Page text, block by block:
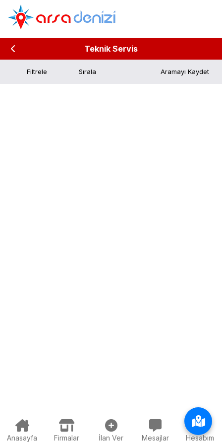
Teknik Servis
Filtrele Aramayı Kaydet
Anasayfa Firmalar İlan Ver Mesajlar Hesabım